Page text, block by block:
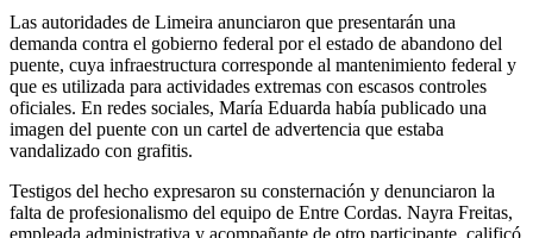
Las autoridades de Limeira anunciaron que presentarán una
demanda contra el gobierno federal por el estado de abandono del
puente, cuya infraestructura corresponde al mantenimiento federal y
que es utilizada para actividades extremas con escasos controles
oficiales. En redes sociales, María Eduarda había publicado una
imagen del puente con un cartel de advertencia que estaba
vandalizado con grafitis.
Testigos del hecho expresaron su consternación y denunciaron la
falta de profesionalismo del equipo de Entre Cordas. Nayra Freitas,